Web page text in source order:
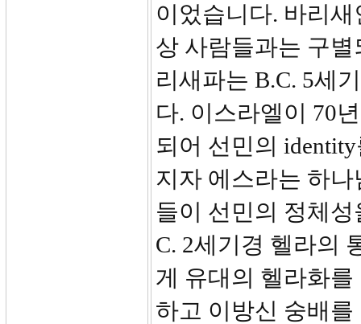
이었습니다. 바리
상 사람들과는 구
리새파는 B.C. 5세
다. 이스라엘이 70
되어 선민의
지자 에스라는 하
들이 선민의 정체
C. 2세기경 헬라의
게 유대의 헬라화
하고 이방신 숭배